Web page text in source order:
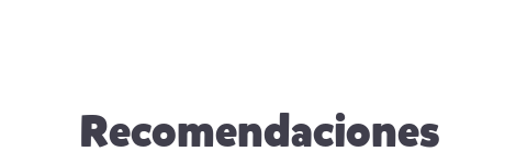
Recomendaciones